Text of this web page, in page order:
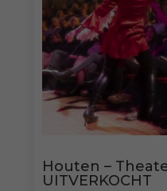
Houten –
UITVERKOCHT